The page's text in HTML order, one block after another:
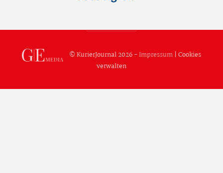
© KurierJournal 2026 -Impressum| Cookies
verwalten